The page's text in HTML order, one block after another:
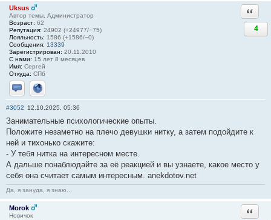
Uksus
Автор темы, Администратор
Возраст: 62
Репутация: 24902 (+24977/−75)
Лояльность: 1586 (+1586/−0)
Сообщения: 13339
Зарегистрирован: 20.11.2010
С нами: 15 лет 8 месяцев
Имя: Сергей
Откуда: СПб
Отправить личное сообщение
Сайт
4
#3052 12.10.2025, 05:36
Занимательные психологические опыты.
Положите незаметно на плечо девушки нитку, а затем подойдите к
ней и тихонько скажите:
- У тебя нитка на интересном месте.
А дальше понаблюдайте за её реакцией и вы узнаете, какое место у
себя она считает самым интересным. anekdotov.net
Да, я зануда, я знаю...
Morok
Новичок